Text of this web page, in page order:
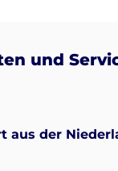
und
aus der